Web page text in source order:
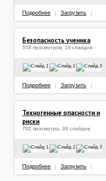
Подробнее Загрузить
Безопасность ученика
558 просмотров, 19 слайдов
Подробнее Загрузить
Техногенные опасности и
риски
702 просмотра, 36 слайдов
Подробнее Загрузить